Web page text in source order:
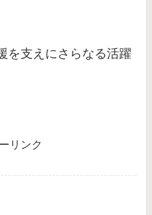
を支えにさらなる活躍
リンク